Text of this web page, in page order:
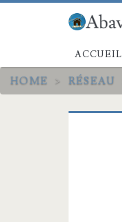
ACCUEIL
HOME > RÉSEAU